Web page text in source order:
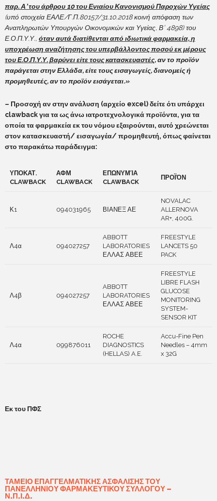
παρ. Α’ του άρθρου 10 του Ενιαίου Κανονισμού Παροχών Υγείας
(υπό στοιχεία ΕΑΛΕ/Γ.Π.80157/31.10.2018 κοινή απόφαση των
Αναπληρωτών Υπουργών Οικονομικών και Υγείας, Β’ 4898) του
Ε.Ο.Π.Υ.Υ., όταν αυτά διατίθενται από ιδιωτικά φαρμακεία, η
υποχρέωση αναζήτησης του υπερβάλλοντος ποσού εκ μέρους
του Ε.Ο.Π.Υ.Υ. βαρύνει είτε τους κατασκευαστές,αν το προϊόν
παράγεται στην Ελλάδα, είτε τους εισαγωγείς, διανομείς ή
προμηθευτές, αν το προϊόν εισάγεται.»
– Προσοχή αν στην ανάλυση (αρχείο excel) δείτε ότι υπάρχει
clawback για τα ως άνω ιατροτεχνολογικά προϊόντα, για τα
οποία τα φαρμακεία εκ του νόμου εξαιρούνται, αυτό χρεώνεται
στον κατασκευαστή/ εισαγωγέα/ προμηθευτή, όπως φαίνεται
στο παρακάτω παράδειγμα:
ΥΠΟΚΑΤ.
CLAWBACK
ΑΦΜ
CLAWBACK
ΕΠΩΝΥΜΊΑ
CLAWBACK
ΠΡΟΪΌΝ
Κ1 094031965 ΒΙΑΝΕΞ ΑΕ
NOVALAC
ALLERNOVA
AR+, 400G.
Λ4α 094027257
ABBOTT
LABORATORIES
ΕΛΛΑΣ ΑΒΕΕ
FREESTYLE
LANCETS 50
PACK
Λ4β 094027257
ABBOTT
LABORATORIES
ΕΛΛΑΣ ΑΒΕΕ
FREESTYLE
LIBRE FLASH
GLUCOSE
MONITORING
SYSTEM-
SENSOR KIT
Λ4α 099876011
ROCHE
DIAGNOSTICS
(HELLAS) A.E.
Accu-Fine Pen
Needles – 4mm
x 32G
Εκ του ΠΦΣ
ΤΑΜΕΊΟ ΕΠΑΓΓΕΛΜΑΤΙΚΉΣ ΑΣΦΆΛΙΣΗΣ ΤΟΥ
ΠΑΝΕΛΛΗΝΊΟΥ ΦΑΡΜΑΚΕΥΤΙΚΟΎ ΣΥΛΛΌΓΟΥ –
Ν.Π.Ι.Δ.